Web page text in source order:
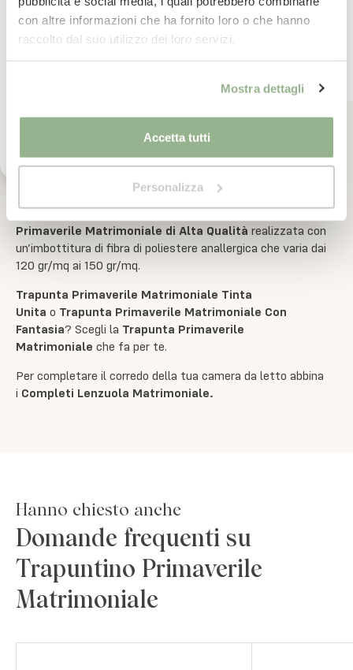
con altre informazioni che ha fornito loro o che hanno
raccolto dal suo utilizzo dei loro servizi.
Mostra dettagli
Accetta tutti
Personalizza
Visualizzati11 prodotti di 11totali
Matrimonialeideale da utilizzare durante la Primavera e
Arreda la tua camera e scalda le tue notti con unaTrapunta
Primaverile Matrimoniale di Alta Qualità realizzata con
un’imbottitura di fibra di poliestere anallergica che varia dai
120 gr/mq ai 150 gr/mq.
Trapunta Primaverile Matrimoniale Tinta
Unita o Trapunta Primaverile Matrimoniale Con
Fantasia? Scegli la Trapunta Primaverile
Matrimoniale che fa per te.
Per completare il corredo della tua camera da letto abbina
i Completi Lenzuola Matrimoniale.
Hanno chiesto anche
Domande frequenti su
Trapuntino Primaverile
Matrimoniale
Iscrivimi
vostra Privacy Policy ed acconsento al
comunicazioni tramite newsletter.